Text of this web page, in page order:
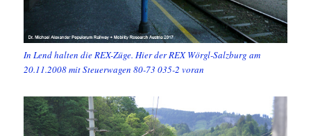
In Lend halten die REX-Züge. Hier der REX Wörgl-Salzburg am
20.11.2008 mit Steuerwagen 80-73 035-2 voran